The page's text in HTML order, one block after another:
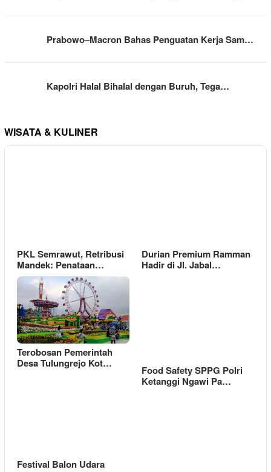
Prabowo–Macron Bahas Penguatan Kerja Sam…
Kapolri Halal Bihalal dengan Buruh, Tega…
WISATA & KULINER
PKL Semrawut, Retribusi
Mandek: Penataan…
Durian Premium Ramman
Hadir di Jl. Jabal…
Terobosan Pemerintah
Desa Tulungrejo Kot…
Food Safety SPPG Polri
Ketanggi Ngawi Pa…
Festival Balon Udara